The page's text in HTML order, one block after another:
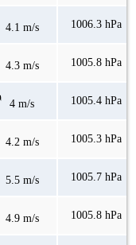
4.1 m/s 1006.3 hPa
4.3 m/s 1005.8 hPa
4 m/s 1005.4 hPa
4.2 m/s 1005.3 hPa
5.5 m/s 1005.7 hPa
4.9 m/s 1005.8 hPa